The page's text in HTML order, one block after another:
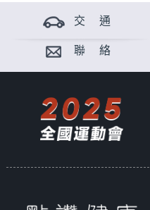
交 通
聯 絡